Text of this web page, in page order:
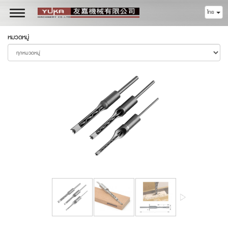
Toggle
navigation
ไทย
หมวดหมู่